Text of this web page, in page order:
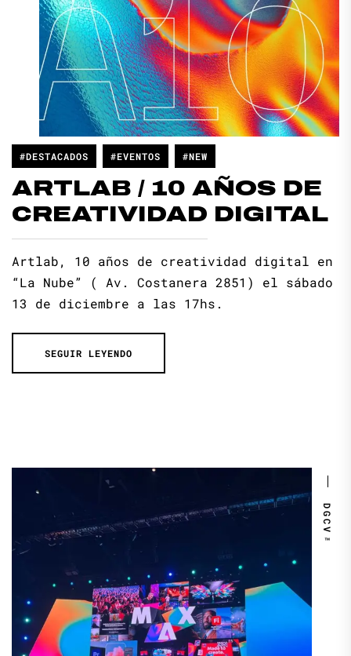
#DESTACADOS #EVENTOS #NEW
ARTLAB / 10 AÑOS DE
CREATIVIDAD DIGITAL
Artlab, 10 años de creatividad digital en
“La Nube” ( Av. Costanera 2851) el sábado
13 de diciembre a las 17hs.
SEGUIR LEYENDO
DGCV™